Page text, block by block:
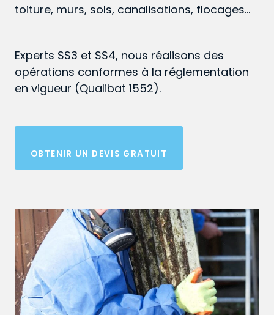
toiture, murs, sols, canalisations, flocages…
Experts SS3 et SS4, nous réalisons des
opérations conformes à la réglementation
en vigueur (Qualibat 1552).
OBTENIR UN DEVIS GRATUIT